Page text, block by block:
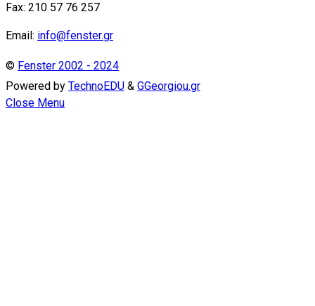
Fax: 210 57 76 257
Email: info@fenster.gr
© Fenster 2002 - 2024
Powered by TechnoEDU & GGeorgiou.gr
Close Menu